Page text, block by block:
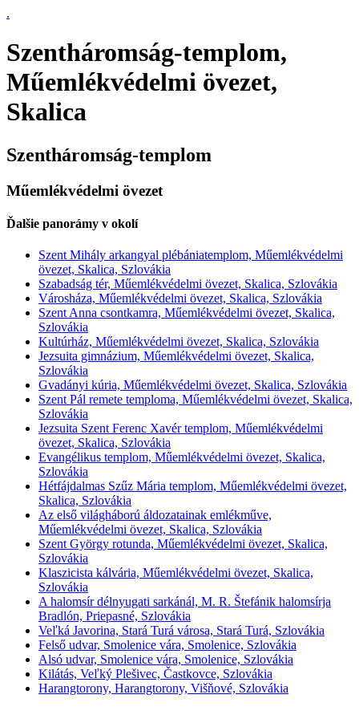
.
Szentháromság-templom,
Műemlékvédelmi övezet,
Skalica
Szentháromság-templom
Műemlékvédelmi övezet
Ďalšie panorámy v okolí
Szent Mihály arkangyal plébániatemplom, Műemlékvédelmi
övezet, Skalica, Szlovákia
Szabadság tér, Műemlékvédelmi övezet, Skalica, Szlovákia
Városháza, Műemlékvédelmi övezet, Skalica, Szlovákia
Szent Anna csontkamra, Műemlékvédelmi övezet, Skalica,
Szlovákia
Kultúrház, Műemlékvédelmi övezet, Skalica, Szlovákia
Jezsuita gimnázium, Műemlékvédelmi övezet, Skalica,
Szlovákia
Gvadányi kúria, Műemlékvédelmi övezet, Skalica, Szlovákia
Szent Pál remete temploma, Műemlékvédelmi övezet, Skalica,
Szlovákia
Jezsuita Szent Ferenc Xavér templom, Műemlékvédelmi
övezet, Skalica, Szlovákia
Evangélikus templom, Műemlékvédelmi övezet, Skalica,
Szlovákia
Hétfájdalmas Szűz Mária templom, Műemlékvédelmi övezet,
Skalica, Szlovákia
Az első világháború áldozatainak emlékműve,
Műemlékvédelmi övezet, Skalica, Szlovákia
Szent György rotunda, Műemlékvédelmi övezet, Skalica,
Szlovákia
Klaszicista kálvária, Műemlékvédelmi övezet, Skalica,
Szlovákia
A halomsír délnyugati sarkánál, M. R. Štefánik halomsírja
Bradlón, Priepasné, Szlovákia
Veľká Javorina, Stará Turá városa, Stará Turá, Szlovákia
Felső udvar, Smolenice vára, Smolenice, Szlovákia
Alsó udvar, Smolenice vára, Smolenice, Szlovákia
Kilátás, Veľký Plešivec, Častkovce, Szlovákia
Harangtorony, Harangtorony, Višňové, Szlovákia